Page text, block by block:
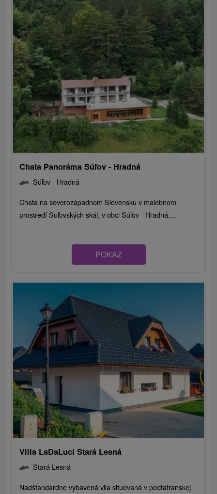
Chata Panoráma Súľov - Hradná
Súľov - Hradná
Chata na severozápadnom Slovensku v malebnom
prostredí Suľovských skál, v obci Súľov - Hradná....
POKAZ
Villa LaDaLuci Stará Lesná
Stará Lesná
Nadštandardne vybavená vila situovaná v podtatranskej